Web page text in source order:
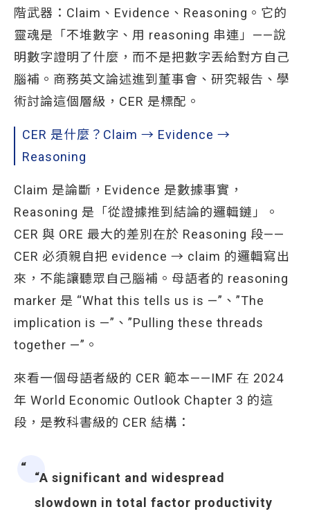
階武器：Claim、Evidence、Reasoning。它的
靈魂是「不堆數字、用 reasoning 串連」——說
明數字證明了什麼，而不是把數字丟給對方自己
腦補。商務英文論述進到董事會、研究報告、學
術討論這個層級，CER 是標配。
CER 是什麼？Claim → Evidence →
Reasoning
Claim 是論斷，Evidence 是數據事實，
Reasoning 是「從證據推到結論的邏輯鏈」。
CER 與 ORE 最大的差別在於 Reasoning 段——
CER 必須親自把 evidence → claim 的邏輯寫出
來，不能讓聽眾自己腦補。母語者的 reasoning
marker 是 “What this tells us is —”、”The
implication is —”、”Pulling these threads
together —”。
來看一個母語者級的 CER 範本——IMF 在 2024
年 World Economic Outlook Chapter 3 的這
段，是教科書級的 CER 結構：
“A significant and widespread
slowdown in total factor productivity